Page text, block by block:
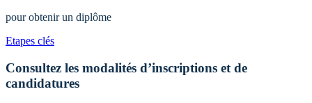
pour obtenir un diplôme
Etapes clés
Consultez les modalités d’inscriptions et de
candidatures